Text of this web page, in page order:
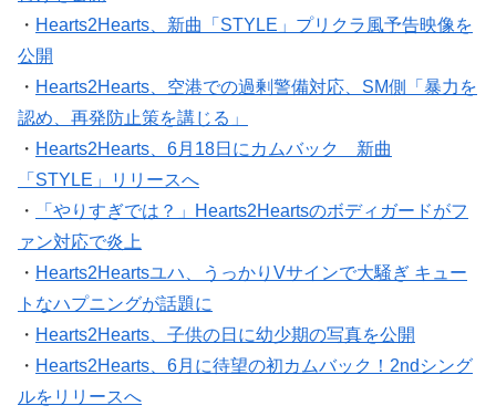
・ Hearts2Hearts、新曲「STYLE」プリクラ風予告映像を
公開
・ Hearts2Hearts、空港での過剰警備対応、SM側「暴力を
認め、再発防止策を講じる」
・ Hearts2Hearts、6月18日にカムバック 新曲
「STYLE」リリースへ
・
「やりすぎでは？」Hearts2Heartsのボディガードがフ
ァン対応で炎上
・ Hearts2Heartsユハ、うっかりVサインで大騒ぎ キュー
トなハプニングが話題に
・ Hearts2Hearts、子供の日に幼少期の写真を公開
・ Hearts2Hearts、6月に待望の初カムバック！2ndシング
ルをリリースへ